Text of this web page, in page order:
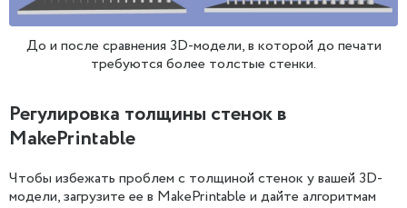
До и после сравнения 3D-модели, в которой до печати
требуются более толстые стенки.
Регулировка толщины стенок в
MakePrintable
Чтобы избежать проблем с толщиной стенок у вашей 3D-
модели, загрузите ее в MakePrintable и дайте алгоритмам